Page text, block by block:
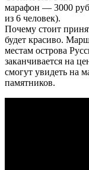
марафон — 3000
из 6 человек).
Почему стоит
будет красиво.
местам острова
заканчивается на
смогут увидеть на
памятников.